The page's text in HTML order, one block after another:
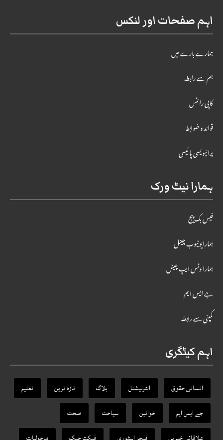
اہم صفحات اور لنکس
ہمارے بارے میں
ہم سے رابطہ
کاپی رائٹس
قوائد و ضوابط
پرائیویسی پالیسی
ہمارا نیٹ ورک
فیس بک پیج
ہمارایوٹیوب چینل
ہمارا وٹس ایپ چینل
جے ایس ایم
کمپنی سے رابطہ
اہم کیٹگری
انسانی حقوق انٹرنیشنل بلاگ تازہ ترین
تعلیم
جے ایس ایم
خواتین سیاحت
صحت